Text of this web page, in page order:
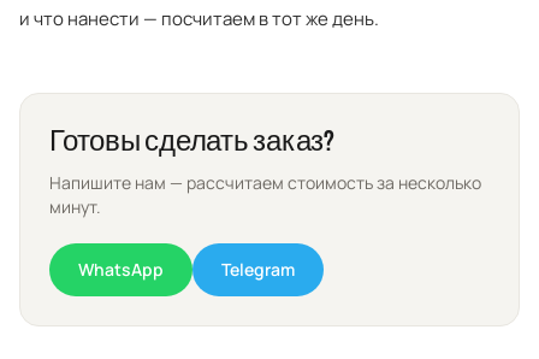
и что нанести — посчитаем в тот же день.
Готовы сделать заказ?
Напишите нам — рассчитаем стоимость за несколько
минут.
WhatsApp Telegram